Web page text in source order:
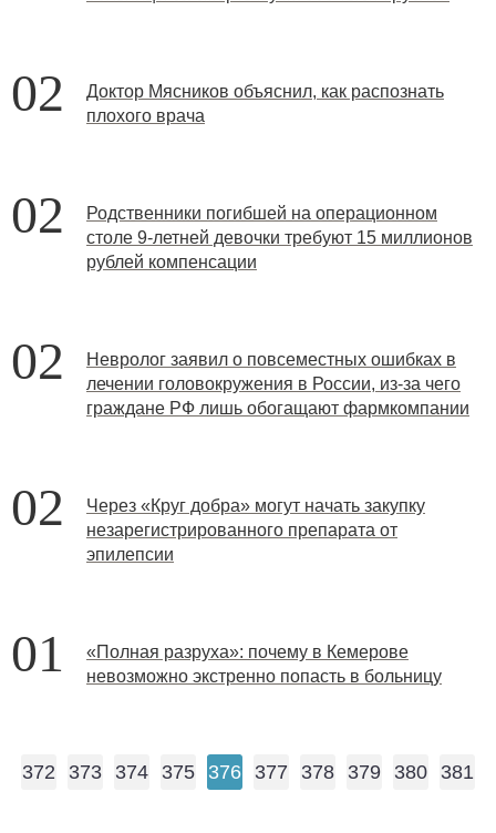
02
Доктор Мясников объяснил, как распознать
плохого врача
02
Родственники погибшей на операционном
столе 9-летней девочки требуют 15 миллионов
рублей компенсации
02
Невролог заявил о повсеместных ошибках в
лечении головокружения в России, из-за чего
граждане РФ лишь обогащают фармкомпании
02
Через «Круг добра» могут начать закупку
незарегистрированного препарата от
эпилепсии
01
«Полная разруха»: почему в Кемерове
невозможно экстренно попасть в больницу
372 373 374 375 376 377 378 379 380 381